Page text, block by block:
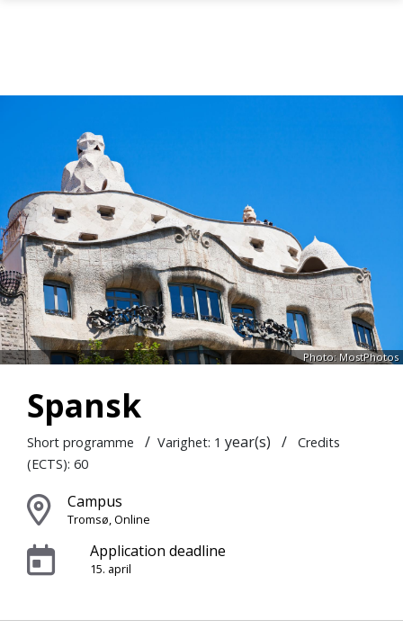
Skip to main content
Photo: MostPhotos
Spansk
Short programme / Varighet: 1 year(s) /
Credits
(ECTS): 60
Campus
Tromsø, Online
Application deadline
15. april